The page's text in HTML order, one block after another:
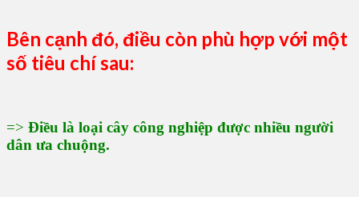
Bên cạnh đó, điều còn phù hợp với một
số tiêu chí sau:
=> Điều là loại cây công nghiệp được nhiều người
dân ưa chuộng.